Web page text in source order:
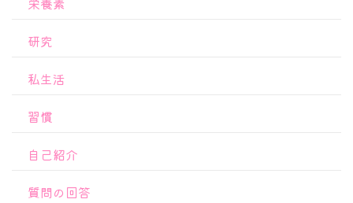
研究
私生活
習慣
自己紹介
質問の回答